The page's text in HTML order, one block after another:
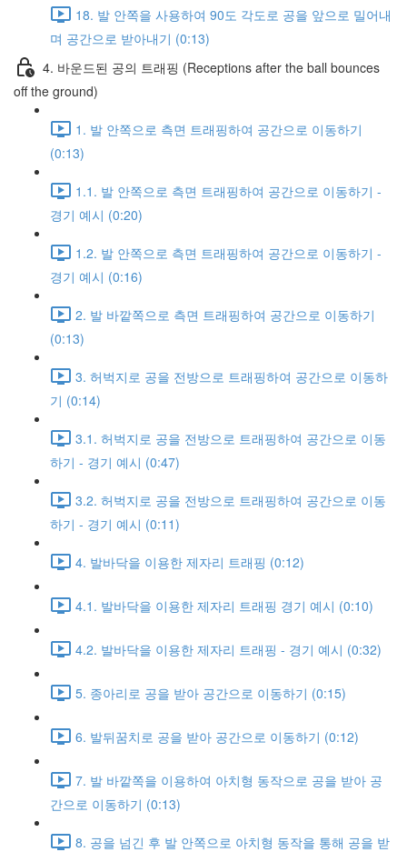
18. 발 안쪽을 사용하여 90도 각도로 공을 앞으로 밀어내
며 공간으로 받아내기 (0:13)
4. 바운드된 공의 트래핑 (Receptions after the ball bounces
off the ground)
1. 발 안쪽으로 측면 트래핑하여 공간으로 이동하기
(0:13)
1.1. 발 안쪽으로 측면 트래핑하여 공간으로 이동하기 -
경기 예시 (0:20)
1.2. 발 안쪽으로 측면 트래핑하여 공간으로 이동하기 -
경기 예시 (0:16)
2. 발 바깥쪽으로 측면 트래핑하여 공간으로 이동하기
(0:13)
3. 허벅지로 공을 전방으로 트래핑하여 공간으로 이동하
기 (0:14)
3.1. 허벅지로 공을 전방으로 트래핑하여 공간으로 이동
하기 - 경기 예시 (0:47)
3.2. 허벅지로 공을 전방으로 트래핑하여 공간으로 이동
하기 - 경기 예시 (0:11)
4. 발바닥을 이용한 제자리 트래핑 (0:12)
4.1. 발바닥을 이용한 제자리 트래핑 경기 예시 (0:10)
4.2. 발바닥을 이용한 제자리 트래핑 - 경기 예시 (0:32)
5. 종아리로 공을 받아 공간으로 이동하기 (0:15)
6. 발뒤꿈치로 공을 받아 공간으로 이동하기 (0:12)
7. 발 바깥쪽을 이용하여 아치형 동작으로 공을 받아 공
간으로 이동하기 (0:13)
8. 공을 넘긴 후 발 안쪽으로 아치형 동작을 통해 공을 받